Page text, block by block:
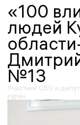
«100
людей
№13
Участник СВО и
курян